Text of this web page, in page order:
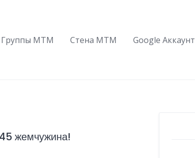
Группы МТМ Стена МТМ Google Аккаунт
жемчужина!